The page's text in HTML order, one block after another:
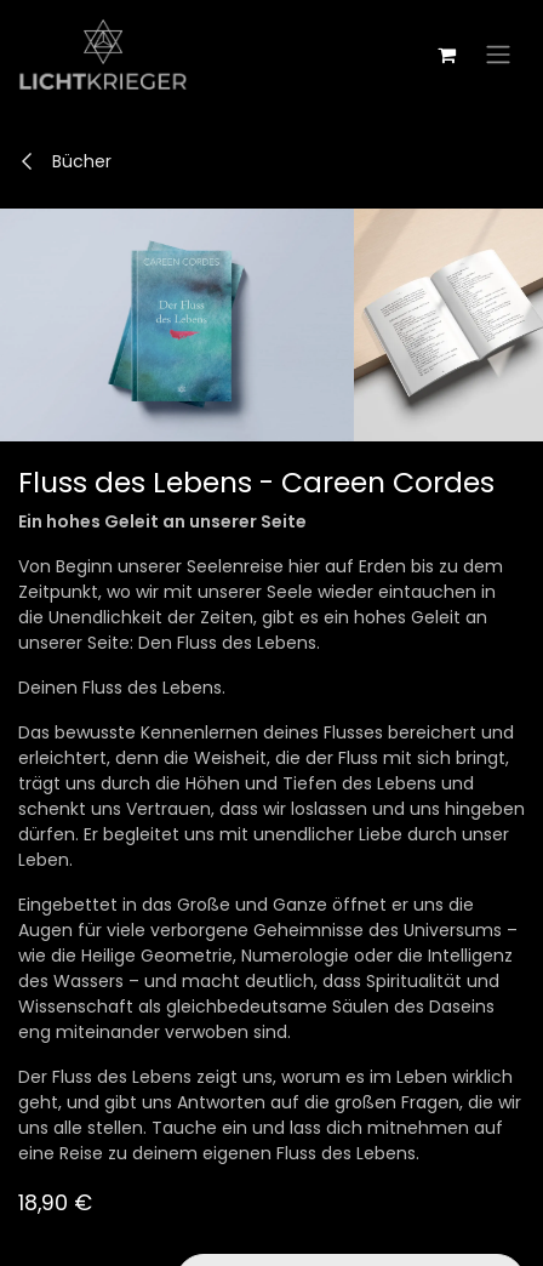
Bücher
Fluss des Lebens - Careen Cordes
Ein hohes Geleit an unserer Seite
Von Beginn unserer Seelenreise hier auf Erden bis zu dem
Zeitpunkt, wo wir mit unserer Seele wieder eintauchen in
die Unendlichkeit der Zeiten, gibt es ein hohes Geleit an
unserer Seite: Den Fluss des Lebens.
Deinen Fluss des Lebens.
Das bewusste Kennenlernen deines Flusses bereichert und
erleichtert, denn die Weisheit, die der Fluss mit sich bringt,
trägt uns durch die Höhen und Tiefen des Lebens und
schenkt uns Vertrauen, dass wir loslassen und uns hingeben
dürfen. Er begleitet uns mit unendlicher Liebe durch unser
Leben.
Eingebettet in das Große und Ganze öffnet er uns die
Augen für viele verborgene Geheimnisse des Universums –
wie die Heilige Geometrie, Numerologie oder die Intelligenz
des Wassers – und macht deutlich, dass Spiritualität und
Wissenschaft als gleichbedeutsame Säulen des Daseins
eng miteinander verwoben sind.
Der Fluss des Lebens zeigt uns, worum es im Leben wirklich
geht, und gibt uns Antworten auf die großen Fragen, die wir
uns alle stellen. Tauche ein und lass dich mitnehmen auf
eine Reise zu deinem eigenen Fluss des Lebens.
18,90 €